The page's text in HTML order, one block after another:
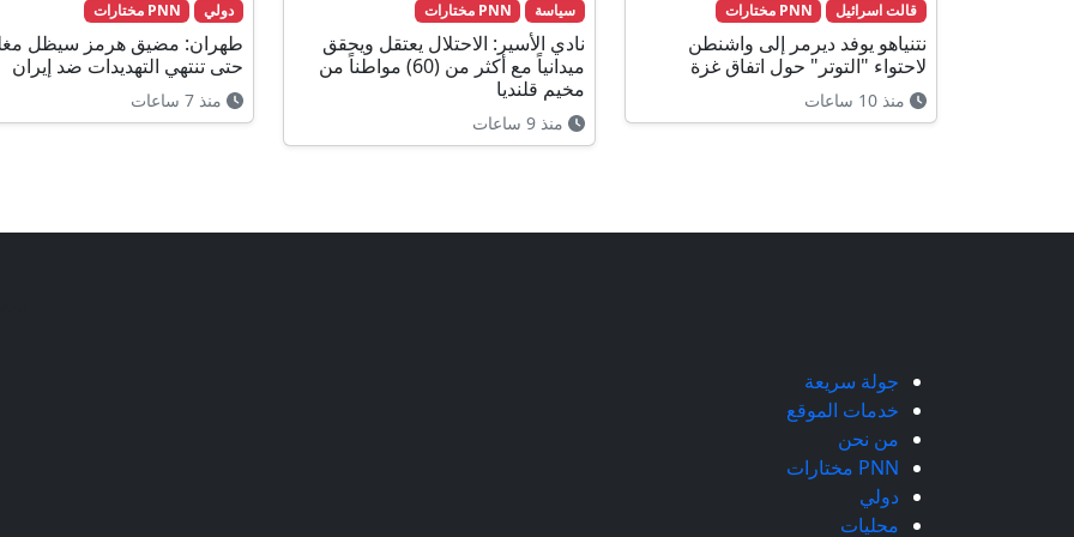
قالت اسرائيل PNN مختارات
نتنياهو يوفد ديرمر إلى واشنطن
لاحتواء "التوتر" حول اتفاق غزة
منذ 10 ساعات
سياسة PNN مختارات
نادي الأسير: الاحتلال يعتقل ويحقق
ميدانياً مع أكثر من (60) مواطناً من
مخيم قلنديا
منذ 9 ساعات
دولي PNN مختارات
طهران: مضيق هرمز سيظل
حتى تنتهي التهديدات ضد إيران
منذ 7 ساعات
جولة سريعة
خدمات الموقع
من نحن
PNN مختارات
دولي
محليات